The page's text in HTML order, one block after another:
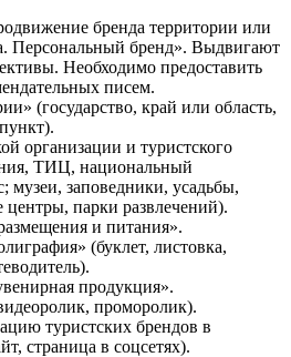
бренда территории или
Персональный бренд». Выдвигают
Необходимо предоставить
писем.
(государство, край или область,
организации и туристского
ТИЦ, национальный
музеи, заповедники, усадьбы,
парки развлечений).
и питания».
(буклет, листовка,
продукция».
проморолик).
туристских брендов в
страница в соцсетях).